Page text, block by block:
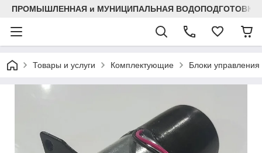
ПРОМЫШЛЕННАЯ и МУНИЦИПАЛЬНАЯ ВОДОПОДГОТОВКА
Товары и услуги Комплектующие Блоки управления